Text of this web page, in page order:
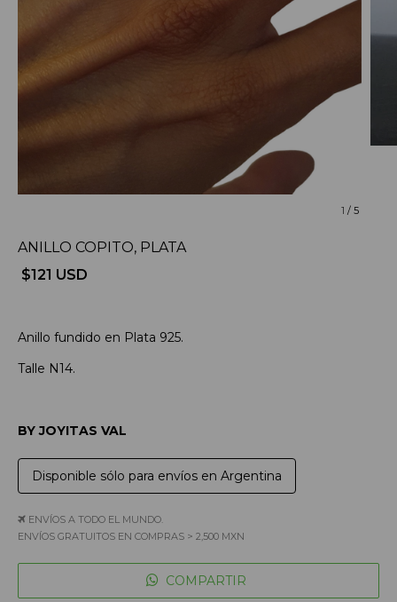
1 /5
ANILLO COPITO, PLATA
$121 USD
Anillo fundido en Plata 925.
Talle N14.
BY JOYITAS VAL
Disponible sólo para envíos en Argentina
ENVÍOS A TODO EL MUNDO.
ENVÍOS GRATUITOS EN COMPRAS > 2,500 MXN
COMPARTIR